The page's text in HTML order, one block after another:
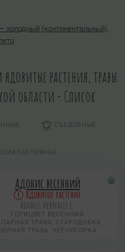
холодный (континентальный),
ядовитые растения, травы
области - Список
СЪЕДОБНЫЕ
Адонис весенний
Ядовитое растение
Adonis vernalis L.
ГОРИЦВЕТ ВЕСЕННИЙ
ТРАВА, СТАРОДУБКА,
ТРАВА, ЧЕРНОГОРКА